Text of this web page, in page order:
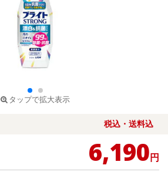
タップで拡大表示
税込・送料込
6,190円